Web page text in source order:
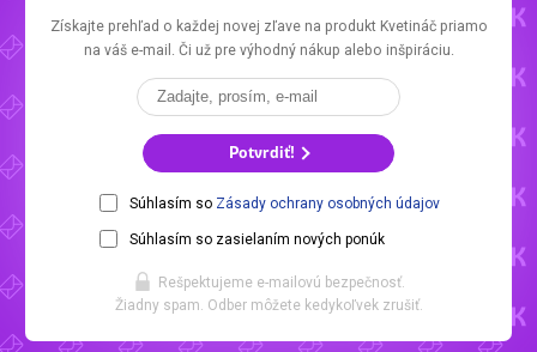
Získajte prehľad o každej novej zľave na produkt Kvetináč priamo
na váš e-mail. Či už pre výhodný nákup alebo inšpiráciu.
Potvrdiť!
Súhlasím so Zásady ochrany osobných údajov
Súhlasím so zasielaním nových ponúk
Rešpektujeme e-mailovú bezpečnosť.
Žiadny spam. Odber môžete kedykoľvek zrušiť.